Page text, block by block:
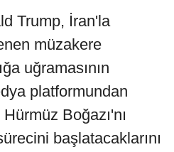
Trump, İran'la
müzakere
uğramasının
platformundan
Boğazı'nı
başlatacaklarını